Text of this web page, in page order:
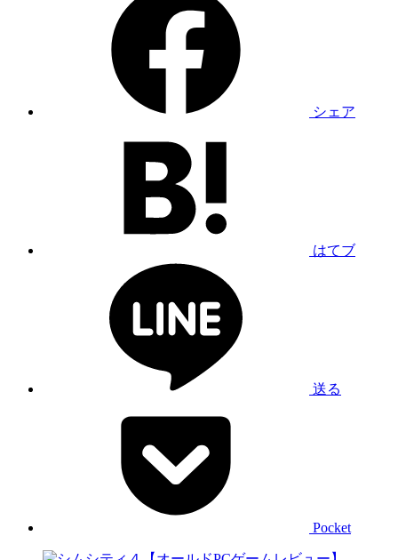
シェア
はてブ
送る
Pocket